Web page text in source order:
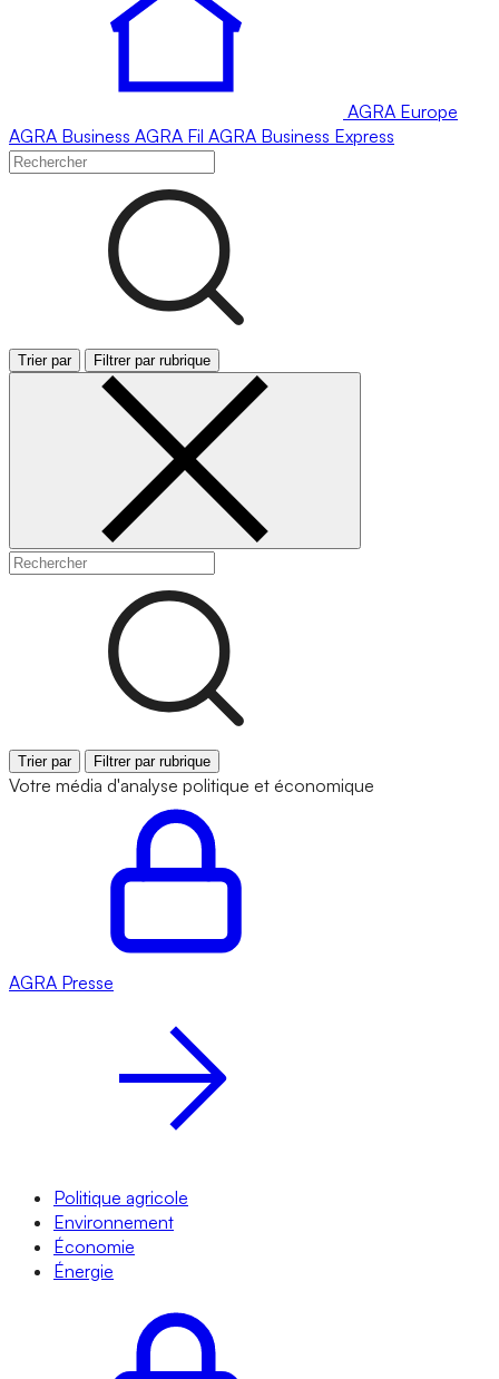
AGRA Europe
AGRA Business AGRA Fil AGRA Business Express
Trier par Filtrer par rubrique
Trier par Filtrer par rubrique
Votre média d'analyse politique et économique
AGRA Presse
Politique agricole
Environnement
Économie
Énergie